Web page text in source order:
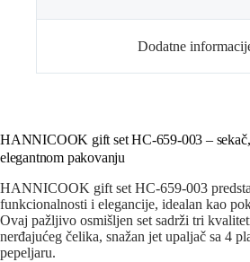
Dodatne
HANNICOOK gift set HC-659-003 – sekač,
elegantnom pakovanju
HANNICOOK gift set HC-659-003
funkcionalnosti i elegancije, idealan kao
Ovaj pažljivo osmišljen set sadrži tri
nerđajućeg čelika, snažan jet upaljač sa 4
pepeljaru.